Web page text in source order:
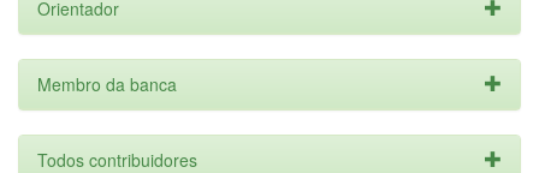
Orientador
Membro da banca
Todos contribuidores